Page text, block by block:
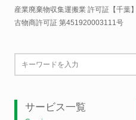
産業廃棄物収集運搬業 許可証【千葉】
古物商許可証 第451920003111号
サービス一覧